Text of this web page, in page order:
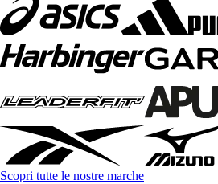
Scopri tutte le nostre marche